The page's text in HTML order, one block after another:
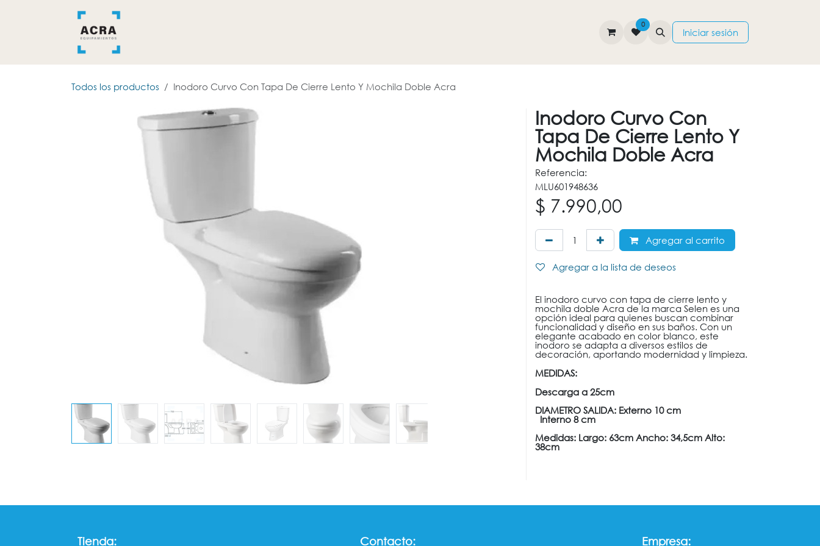
CONTÁCTENOS
0
Iniciar sesión
Todos los productos Inodoro Curvo Con Tapa De Cierre Lento Y Mochila Doble Acra
Inodoro Curvo Con
Tapa De Cierre Lento Y
Mochila Doble Acra
Referencia:
MLU601948636
$ 7.990,00
Agregar al carrito
Agregar a la lista de deseos
El inodoro curvo con tapa de cierre lento y
mochila doble Acra de la marca Selen es una
opción ideal para quienes buscan combinar
funcionalidad y diseño en sus baños. Con un
elegante acabado en color blanco, este
inodoro se adapta a diversos estilos de
decoración, aportando modernidad y limpieza.
MEDIDAS:
Descarga a 25cm
DIAMETRO SALIDA: Externo 10 cm
Interno 8 cm
Medidas: Largo: 63cm Ancho: 34,5cm Alto:
38cm
Empresa:
Tienda: Contacto: